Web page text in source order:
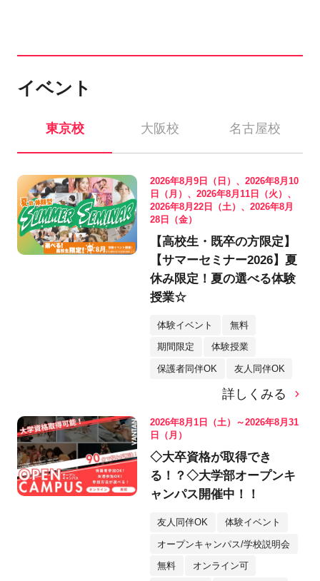
イベント
東京校 大阪校 名古屋校
2026年8月9日（日）、2026年8月10
日（月）、2026年8月11日（火）、
2026年8月22日（土）、2026年8月
28日（金）
【高校生・既卒の方限定】
【サマーセミナー2026】夏
休み限定！夏の選べる体験
授業☆
体験イベント 無料
期間限定 体験授業
保護者同伴OK 友人同伴OK
詳しくみる
2026年8月1日（土）～2026年8月31
日（月）
◇大卒資格が取得でき
る！？◇大学部オープンキ
ャンパス開催中！！
友人同伴OK 体験イベント
オープンキャンパス/学校説明会
無料 オンライン可